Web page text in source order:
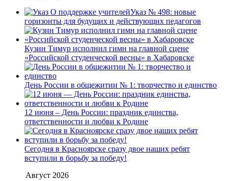
Указ № 498: новые
горизонты для будущих и действующих педагогов
Кузин Тимур исполнил гимн на главной сцене
«Российской студенческой весны» в Хабаровске
День России в общежитии № 1: творчество и единство
12 июня – День России: праздник единства,
ответственности и любви к Родине
Сегодня в Красноярске сразу двое наших ребят
вступили в борьбу за победу!
Август 2026